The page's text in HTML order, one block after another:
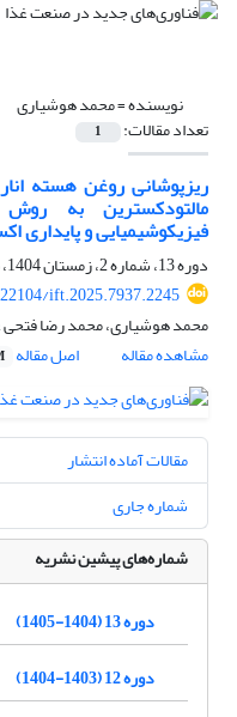
نویسنده =محمد هوشیاری
تعداد مقالات: 1
ریزپوشانی روغن هسته
مالتودکسترین به
فیزیکوشیمیایی و پایداری
دوره 13، شماره 2، زمستان 1404، صفحه
ift.2025.7937.2245
محمد هوشیاری، محمد رضا
مشاهده مقاله
اصل مقاله
مقالات آماده انتشار
شماره جاری
شماره‌های پیشین نشریه
دوره 13 (1404-1405)
دوره 12 (1403-1404)